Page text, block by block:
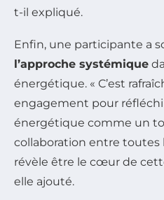
t-il expliqué.
Enfin, une participante a
l’approche systémique
énergétique. « C’est
engagement pour
énergétique comme un
collaboration entre toutes
révèle être le cœur de
elle ajouté.